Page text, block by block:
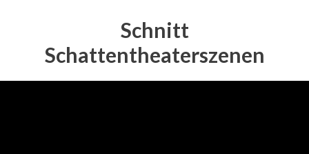
Schnitt
Schattentheaterszenen